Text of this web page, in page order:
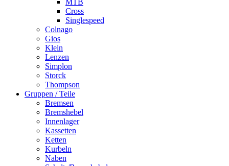
MTB
Cross
Singlespeed
Colnago
Gios
Klein
Lenzen
Simplon
Storck
Thompson
Gruppen / Teile
Bremsen
Bremshebel
Innenlager
Kassetten
Ketten
Kurbeln
Naben